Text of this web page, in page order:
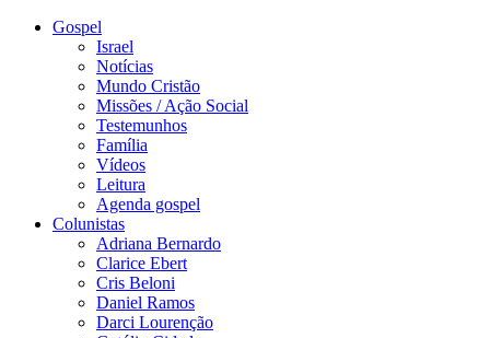
Gospel
Israel
Notícias
Mundo Cristão
Missões / Ação Social
Testemunhos
Família
Vídeos
Leitura
Agenda gospel
Colunistas
Adriana Bernardo
Clarice Ebert
Cris Beloni
Daniel Ramos
Darci Lourenção